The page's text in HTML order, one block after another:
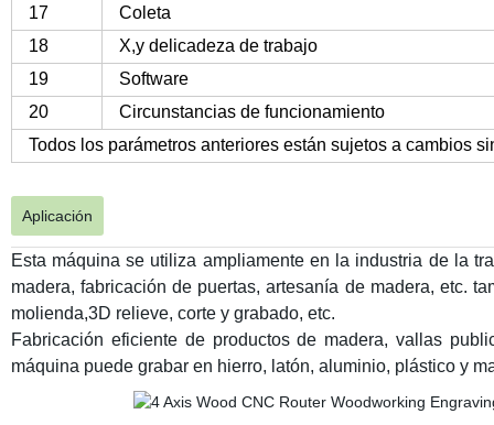
17
Coleta
18
X,y delicadeza de trabajo
19
Software
20
Circunstancias de funcionamiento
Todos los parámetros anteriores están sujetos a cambios
Aplicación
Esta máquina se utiliza ampliamente en la industria de la
madera, fabricación de puertas, artesanía de madera, etc.
molienda,3D relieve, corte y grabado, etc.
Fabricación eficiente de productos de madera, vallas
máquina puede grabar en hierro, latón, aluminio, plástico y